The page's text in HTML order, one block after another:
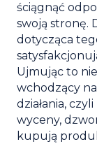
ściągnąć
swoją stronę.
dotycząca
Ujmując to
wchodzący
działania,
wyceny,
kupują